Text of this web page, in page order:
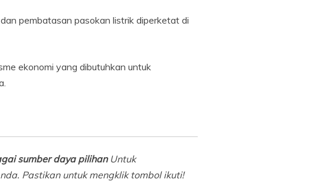
pembatasan pasokan listrik diperketat di
ekonomi yang dibutuhkan untuk
sumber daya pilihanUntuk
Pastikan untuk mengklik tombol ikuti!